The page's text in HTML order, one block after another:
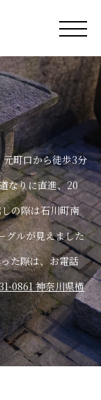
町口から徒歩3分
なりに直進、20
の際は石川町南
グルが見えました
た際は、お電話
0861 神奈川県横